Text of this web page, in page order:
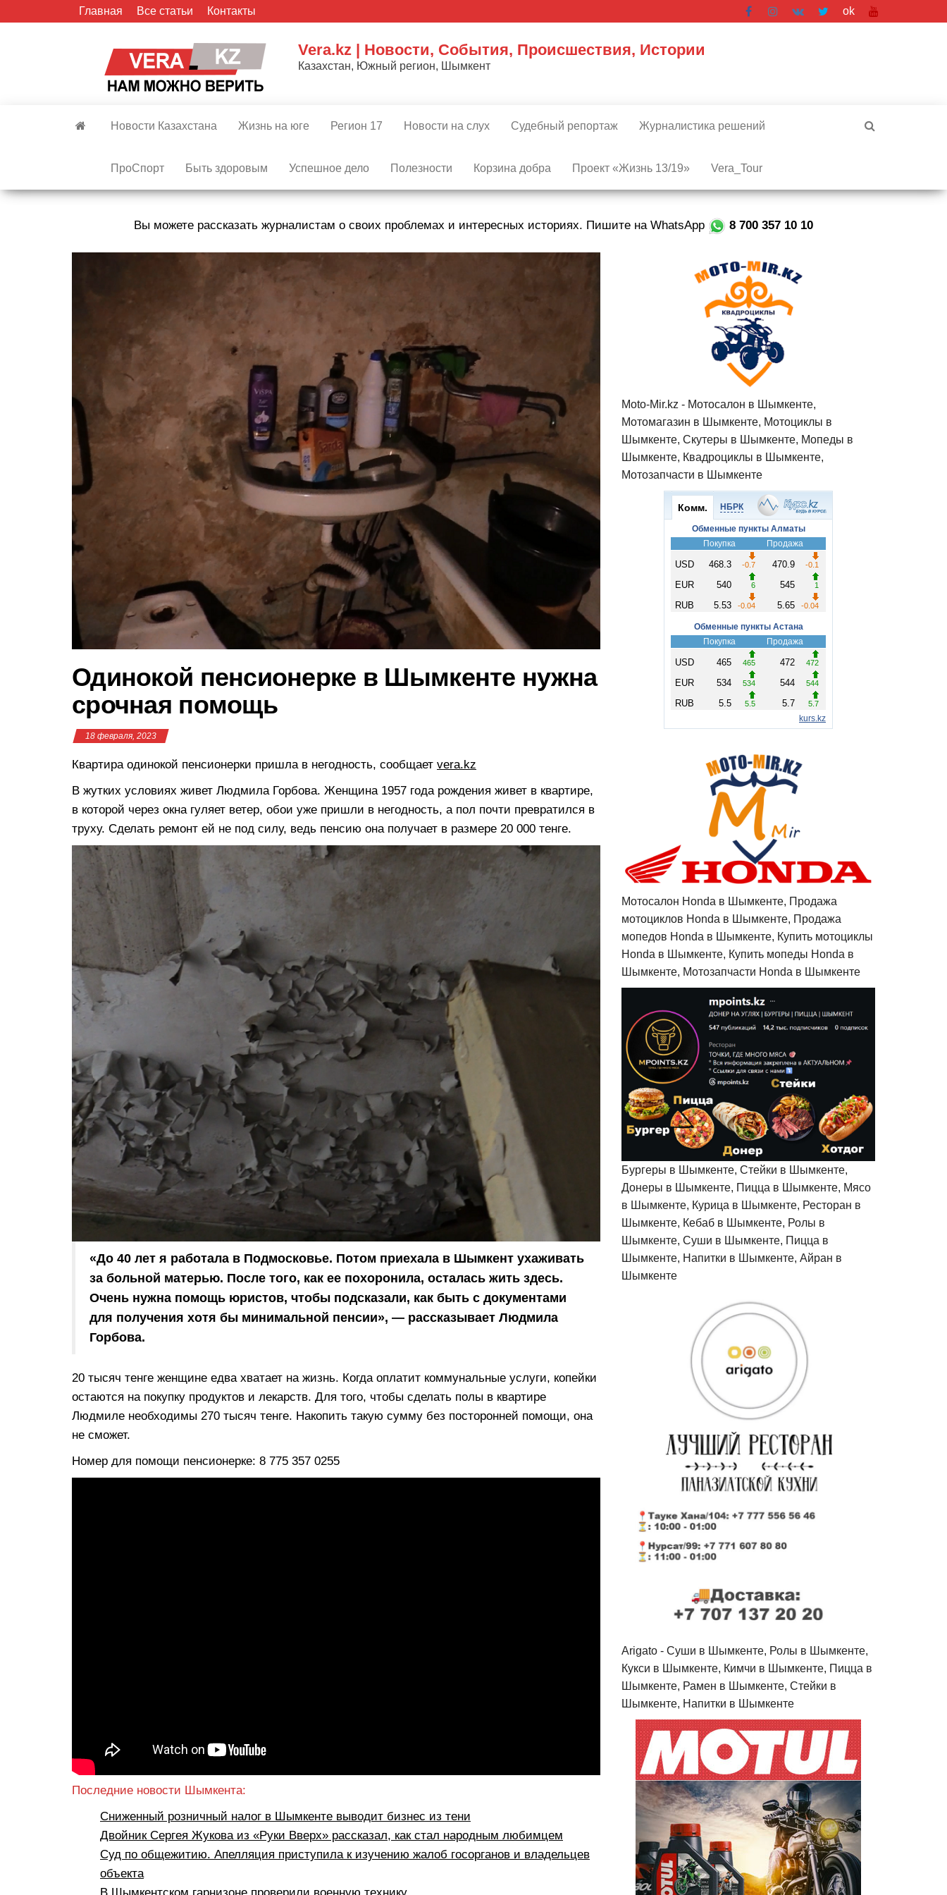
Главная Все статьи Контакты ok
Vera.kz | Новости, События, Происшествия, Истории
Казахстан, Южный регион, Шымкент
Новости Казахстана Жизнь на юге Регион 17 Новости на слух Судебный репортаж Журналистика решений
ПроСпорт Быть здоровым Успешное дело Полезности Корзина добра Проект «Жизнь 13/19» Vera_Tour
Вы можете рассказать журналистам о своих проблемах и интересных историях. Пишите на WhatsApp 8 700 357 10 10
Одинокой пенсионерке в Шымкенте нужна
срочная помощь
18 февраля, 2023
Квартира одинокой пенсионерки пришла в негодность, сообщает vera.kz
В жутких условиях живет Людмила Горбова. Женщина 1957 года рождения живет в квартире,
в которой через окна гуляет ветер, обои уже пришли в негодность, а пол почти превратился в
труху. Сделать ремонт ей не под силу, ведь пенсию она получает в размере 20 000 тенге.
«До 40 лет я работала в Подмосковье. Потом приехала в Шымкент ухаживать
за больной матерью. После того, как ее похоронила, осталась жить здесь.
Очень нужна помощь юристов, чтобы подсказали, как быть с документами
для получения хотя бы минимальной пенсии», — рассказывает Людмила
Горбова.
20 тысяч тенге женщине едва хватает на жизнь. Когда оплатит коммунальные услуги, копейки
остаются на покупку продуктов и лекарств. Для того, чтобы сделать полы в квартире
Людмиле необходимы 270 тысяч тенге. Накопить такую сумму без посторонней помощи, она
не сможет.
Номер для помощи пенсионерке: 8 775 357 0255
Последние новости Шымкента:
Сниженный розничный налог в Шымкенте выводит бизнес из тени
Двойник Сергея Жукова из «Руки Вверх» рассказал, как стал народным любимцем
Суд по общежитию. Апелляция приступила к изучению жалоб госорганов и владельцев
объекта
Moto-Mir.kz - Мотосалон в Шымкенте,
Мотомагазин в Шымкенте, Мотоциклы в
Шымкенте, Скутеры в Шымкенте, Мопеды в
Шымкенте, Квадроциклы в Шымкенте,
Мотозапчасти в Шымкенте
Мотосалон Honda в Шымкенте, Продажа
мотоциклов Honda в Шымкенте, Продажа
мопедов Honda в Шымкенте, Купить мотоциклы
Honda в Шымкенте, Купить мопеды Honda в
Шымкенте, Мотозапчасти Honda в Шымкенте
Бургеры в Шымкенте, Стейки в Шымкенте,
Донеры в Шымкенте, Пицца в Шымкенте, Мясо
в Шымкенте, Курица в Шымкенте, Ресторан в
Шымкенте, Кебаб в Шымкенте, Ролы в
Шымкенте, Суши в Шымкенте, Пицца в
Шымкенте, Напитки в Шымкенте, Айран в
Шымкенте
Arigato - Cуши в Шымкенте, Ролы в Шымкенте,
Кукси в Шымкенте, Кимчи в Шымкенте, Пицца в
Шымкенте, Рамен в Шымкенте, Стейки в
Шымкенте, Напитки в Шымкенте